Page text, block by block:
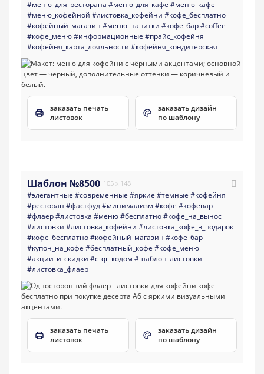
#меню_для_ресторана #меню_для_кафе #меню_кафе
#меню_кофейной #листовка_кофейни #кофе_бесплатно
#кофейный_магазин #меню_напитки #кофе_бар#coffee
#кофе_меню#информационные #прайс_кофейня
#кофейня_карта_лояльности #кофейня_кондитерская
заказать печать
листовок
заказать дизайн
по шаблону
Шаблон №8500 105 x 148
#элегантные #современные #яркие #темные #кофейня
#ресторан #фастфуд#минимализм #кофе #кофевар
#флаер#листовка #меню#бесплатно#кофе_на_вынос
#листовки #листовка_кофейни #листовка_кофе_в_подарок
#кофе_бесплатно#кофейный_магазин #кофе_бар
#купон_на_кофе #бесплатный_кофе #кофе_меню
#акции_и_скидки #с_qr_кодом #шаблон_листовки
#листовка_флаер
заказать печать
листовок
заказать дизайн
по шаблону